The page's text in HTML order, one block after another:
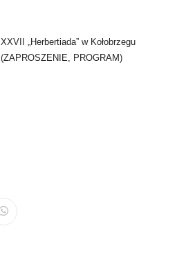
XXVII „Herbertiada” w Kołobrzegu
(ZAPROSZENIE, PROGRAM)